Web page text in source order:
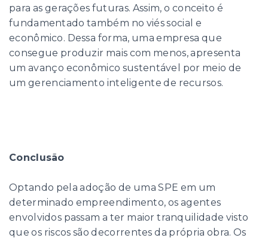
para as gerações futuras. Assim, o conceito é
fundamentado também no viés social e
econômico. Dessa forma, uma empresa que
consegue produzir mais com menos, apresenta
um avanço econômico sustentável por meio de
um gerenciamento inteligente de recursos.
Conclusão
Optando pela adoção de uma SPE em um
determinado empreendimento, os agentes
envolvidos passam a ter maior tranquilidade visto
que os riscos são decorrentes da própria obra. Os